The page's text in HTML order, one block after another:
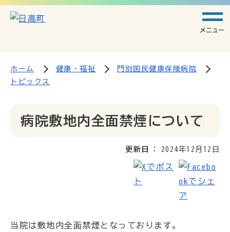
メニュー
ホーム 健康・福祉
門別国民健康保険病院
トピックス
病院敷地内全面禁煙について
更新日 2024年12月12日
当院は敷地内全面禁煙となっております。